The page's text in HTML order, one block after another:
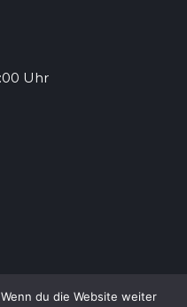
Uhr
du die Website weiter